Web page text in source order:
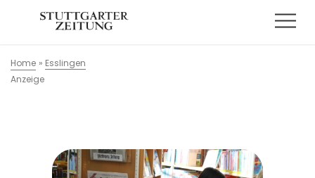
Home » Esslingen
Anzeige